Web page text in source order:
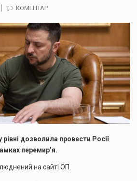
КОМЕНТАР
рівні дозволила провести Росії
перемир’я.
на сайті ОП.